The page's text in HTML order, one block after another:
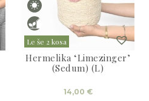
Le še 2 kosa
Hermelika ‘Limezinger’
(Sedum) (L)
14,00 €